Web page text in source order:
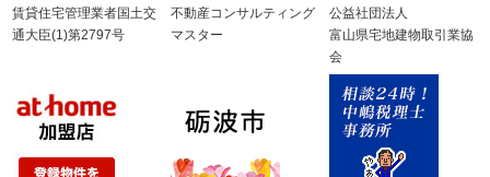
賃貸住宅管理業者国土交
通大臣(1)第2797号
不動産コンサルティング
マスター
公益社団法人
富山県宅地建物取引業協
会